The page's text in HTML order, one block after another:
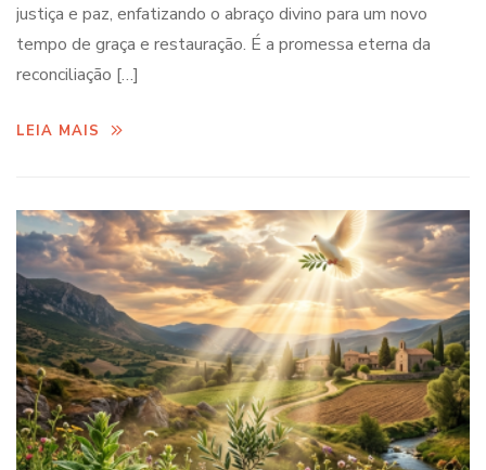
justiça e paz, enfatizando o abraço divino para um novo
tempo de graça e restauração. É a promessa eterna da
reconciliação […]
LEIA MAIS